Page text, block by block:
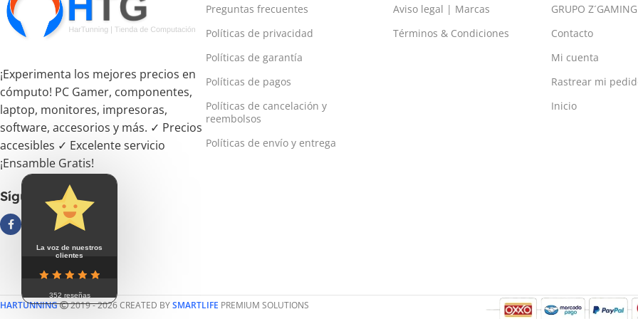
¡Experimenta los mejores precios en
cómputo! PC Gamer, componentes,
laptop, monitores, impresoras,
software, accesorios y más. ✓ Precios
accesibles ✓ Excelente servicio
¡Ensamble Gratis!
Síguenos
Preguntas frecuentes
Políticas de privacidad
Políticas de garantía
Políticas de pagos
Políticas de cancelación y
reembolsos
Políticas de envío y entrega
Aviso legal | Marcas
Términos & Condiciones
GRUPO Z´GAMING
Contacto
Mi cuenta
Rastrear mi
Inicio
HARTUNNING 2019 - 2026 CREATED BYSMARTLIFE PREMIUM SOLUTIONS
La voz de nuestros
clientes
352 reseñas